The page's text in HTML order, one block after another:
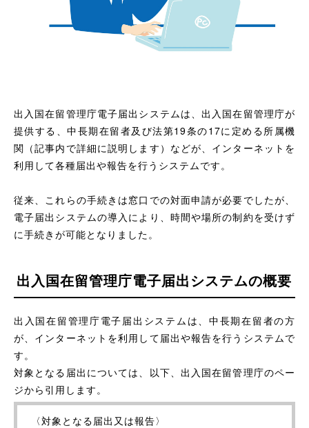
出入国在留管理庁電子届出システムは、出入国在留管理庁が
提供する、中長期在留者及び法第19条の17に定める所属機
関（記事内で詳細に説明します）などが、インターネットを
利用して各種届出や報告を行うシステムです。
従来、これらの手続きは窓口での対面申請が必要でしたが、
電子届出システムの導入により、時間や場所の制約を受けず
に手続きが可能となりました。
出入国在留管理庁電子届出システムの概要
出入国在留管理庁電子届出システムは、中長期在留者の方
が、インターネットを利用して届出や報告を行うシステムで
す。
対象となる届出については、以下、出入国在留管理庁のペー
ジから引用します。
〈対象となる届出又は報告〉